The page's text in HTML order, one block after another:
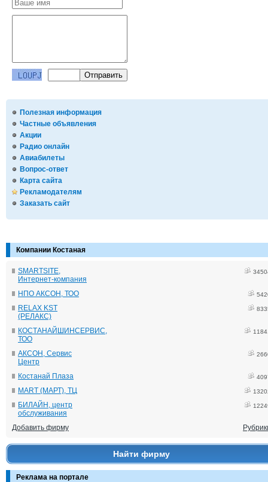
Полезная информация
Частные объявления
Акции
Радио онлайн
Авиабилеты
Вопрос-ответ
Карта сайта
Рекламодателям
Заказать сайт
Компании Костаная
SMARTSITE,
Интернет-компания
НПО АКСОН, ТОО
RELAX KST
(РЕЛАКС)
КОСТАНАЙШИНСЕРВИС,
ТОО
АКСОН, Сервис
Центр
Костанай Плаза
MART (МАРТ), ТЦ
БИЛАЙН, центр
обслуживания
Добавить фирму
Найти фирму
Реклама на портале